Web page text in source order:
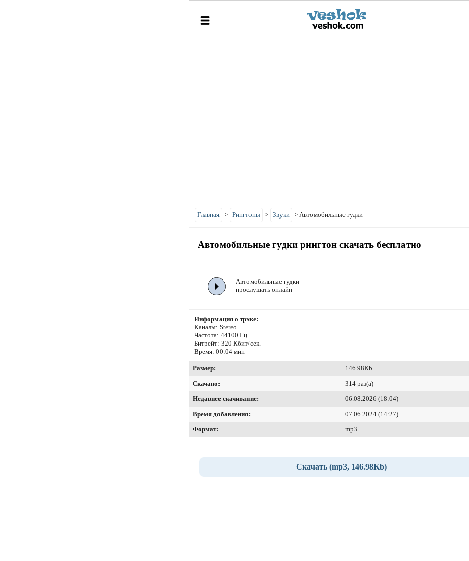
Главная > Рингтоны > Звуки > Автомобильные гудки
Автомобильные гудки рингтон скачать бесплатно
Автомобильные гудки
прослушать онлайн
Информация о трэке:
Каналы: Stereo
Частота: 44100 Гц
Битрейт: 320 Кбит/сек.
Время: 00:04 мин
Размер:
146.98Kb
Скачано:
314 раз(а)
Недавнее скачивание:
06.08.2026 (18:04)
Время добавления:
07.06.2024 (14:27)
Формат:
mp3
Скачать (mp3, 146.98Kb)